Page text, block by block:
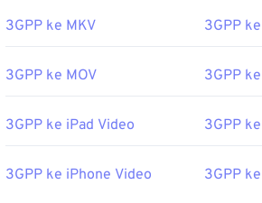
3GPP ke MKV 3GPP
3GPP ke MOV 3GPP
3GPP ke iPad Video 3GPP
3GPP ke iPhone Video 3GPP